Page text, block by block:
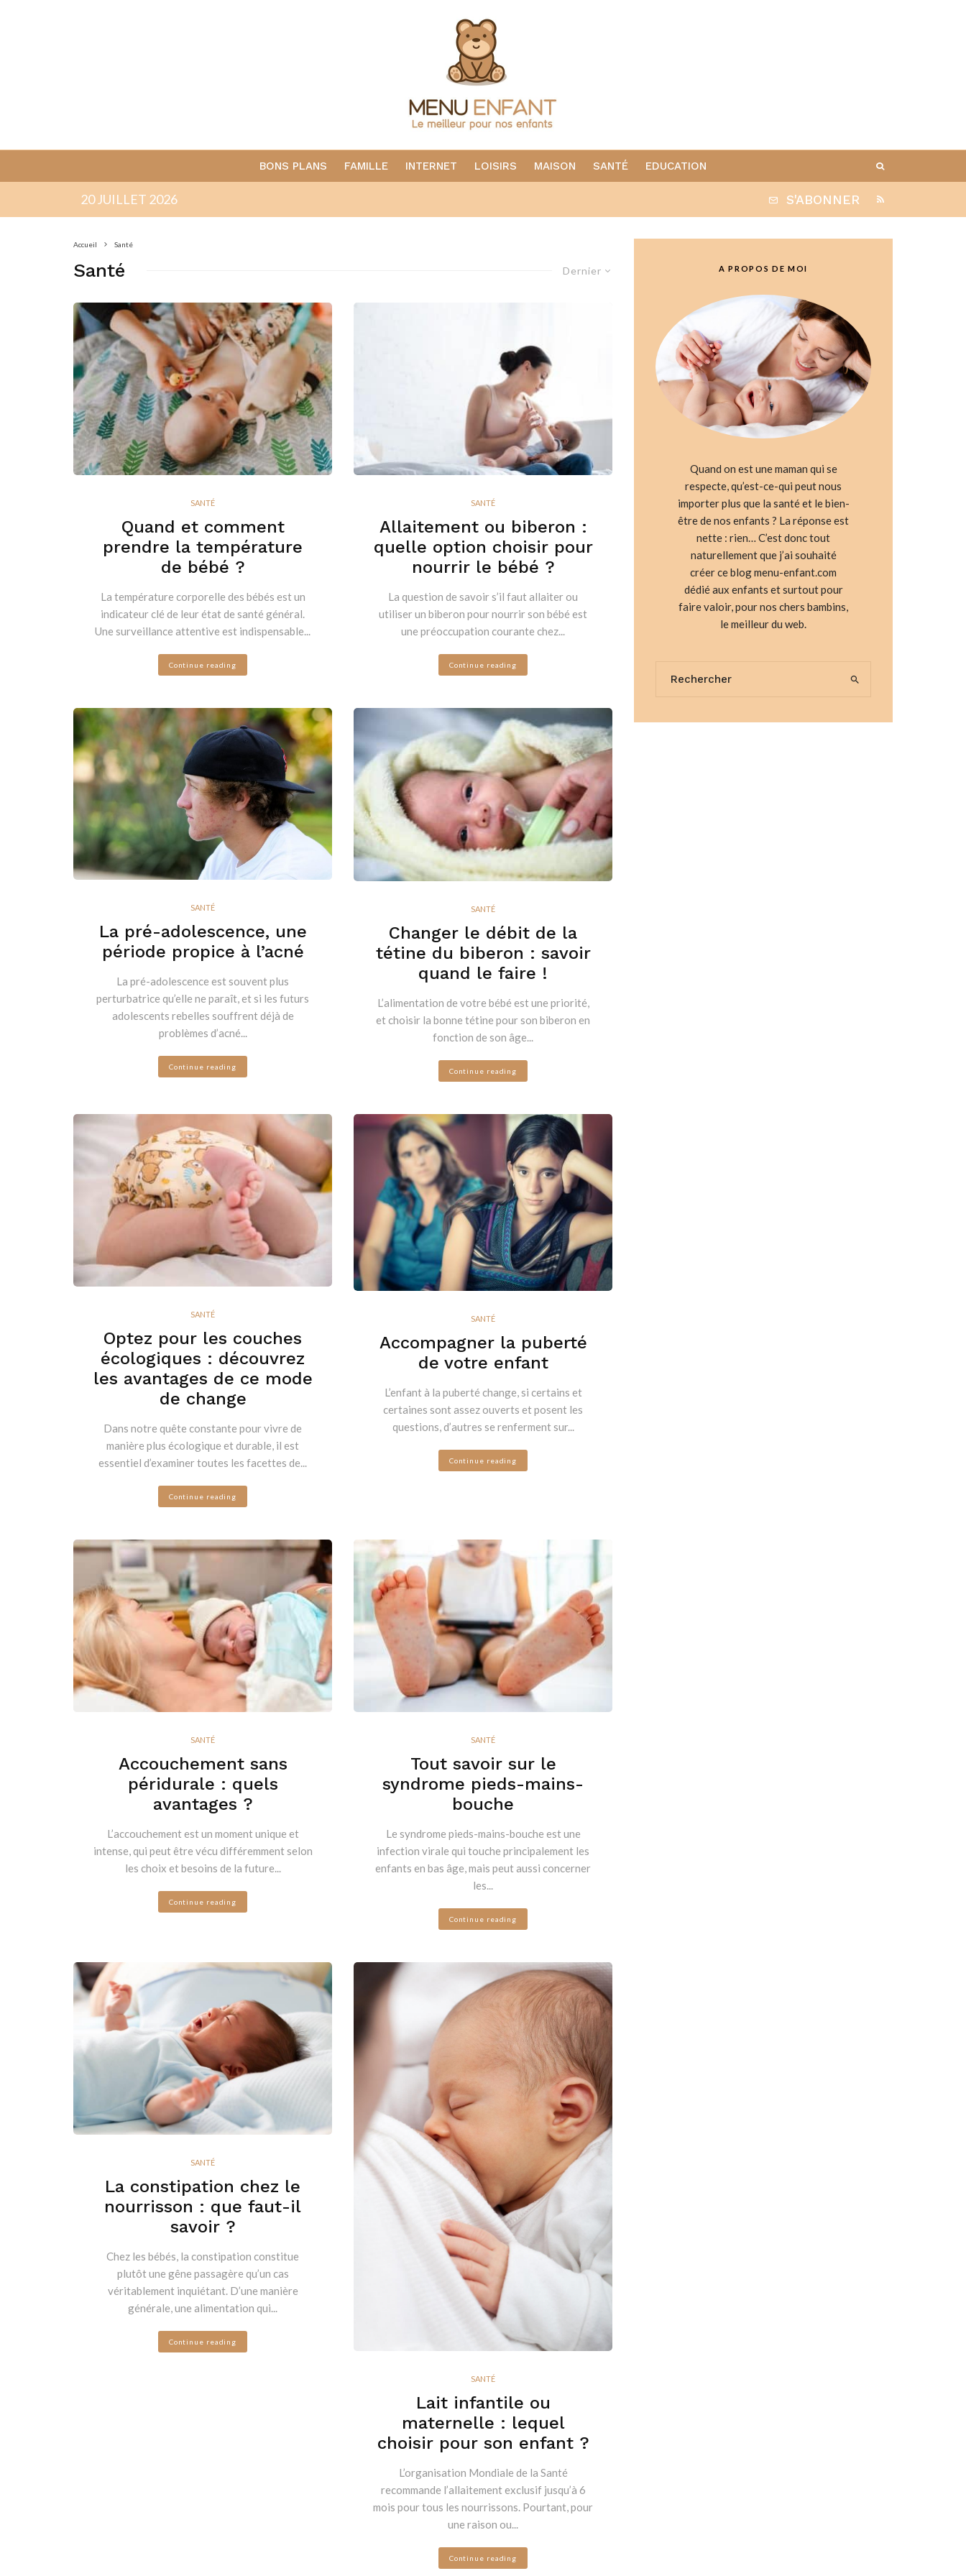
BONS PLANS FAMILLE INTERNET LOISIRS MAISON SANTÉ EDUCATION
20 JUILLET 2026 S'ABONNER
Accueil Santé
Dernier
Santé
SANTÉ
Quand et comment
prendre la température
de bébé ?
La température corporelle des bébés est un
indicateur clé de leur état de santé général.
Une surveillance attentive est indispensable...
Continue reading
SANTÉ
Allaitement ou biberon :
quelle option choisir pour
nourrir le bébé ?
La question de savoir s’il faut allaiter ou
utiliser un biberon pour nourrir son bébé est
une préoccupation courante chez...
Continue reading
SANTÉ
La pré-adolescence, une
période propice à l’acné
La pré-adolescence est souvent plus
perturbatrice qu’elle ne paraît, et si les futurs
adolescents rebelles souffrent déjà de
problèmes d’acné...
Continue reading
SANTÉ
Changer le débit de la
tétine du biberon : savoir
quand le faire !
L’alimentation de votre bébé est une priorité,
et choisir la bonne tétine pour son biberon en
fonction de son âge...
Continue reading
SANTÉ
Optez pour les couches
écologiques : découvrez
les avantages de ce mode
de change
Dans notre quête constante pour vivre de
manière plus écologique et durable, il est
essentiel d’examiner toutes les facettes de...
Continue reading
SANTÉ
Accompagner la puberté
de votre enfant
L’enfant à la puberté change, si certains et
certaines sont assez ouverts et posent les
questions, d’autres se renferment sur...
Continue reading
SANTÉ
Accouchement sans
péridurale : quels
avantages ?
L’accouchement est un moment unique et
intense, qui peut être vécu différemment selon
les choix et besoins de la future...
Continue reading
SANTÉ
Tout savoir sur le
syndrome pieds-mains-
bouche
Le syndrome pieds-mains-bouche est une
infection virale qui touche principalement les
enfants en bas âge, mais peut aussi concerner
les...
Continue reading
SANTÉ
La constipation chez le
nourrisson : que faut-il
savoir ?
Chez les bébés, la constipation constitue
plutôt une gêne passagère qu’un cas
véritablement inquiétant. D’une manière
générale, une alimentation qui...
Continue reading
SANTÉ
Lait infantile ou
maternelle : lequel
choisir pour son enfant ?
L’organisation Mondiale de la Santé
recommande l’allaitement exclusif jusqu’à 6
mois pour tous les nourrissons. Pourtant, pour
une raison ou...
Continue reading
A PROPOS DE MOI
Quand on est une maman qui se
respecte, qu’est-ce-qui peut nous
importer plus que la santé et le bien-
être de nos enfants ? La réponse est
nette : rien… C’est donc tout
naturellement que j’ai souhaité
créer ce blog menu-enfant.com
dédié aux enfants et surtout pour
faire valoir, pour nos chers bambins,
le meilleur du web.